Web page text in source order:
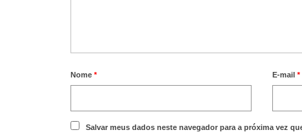
Nome * E-mail*
Salvar meus dados neste navegador para a próxima vez